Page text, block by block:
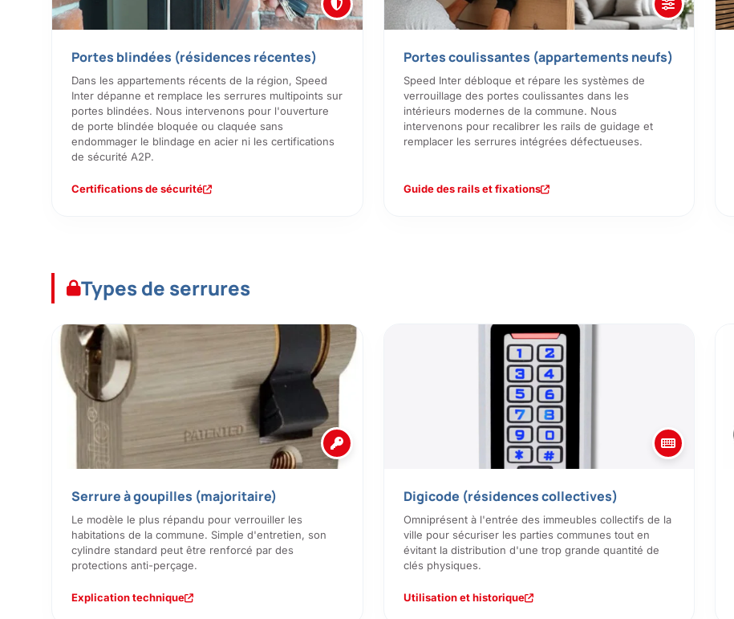
Portes blindées (résidences récentes)
Dans les appartements récents de la région, Speed
Inter dépanne et remplace les serrures multipoints sur
portes blindées. Nous intervenons pour l'ouverture
de porte blindée bloquée ou claquée sans
endommager le blindage en acier ni les certifications
de sécurité A2P.
Certifications de sécurité
Portes coulissantes (appartements neufs)
Speed Inter débloque et répare les systèmes de
verrouillage des portes coulissantes dans les
intérieurs modernes de la commune. Nous
intervenons pour recalibrer les rails de guidage et
remplacer les serrures intégrées défectueuses.
Guide des rails et fixations
Types de serrures
Serrure à goupilles (majoritaire)
Le modèle le plus répandu pour verrouiller les
habitations de la commune. Simple d'entretien, son
cylindre standard peut être renforcé par des
protections anti-perçage.
Explication technique
Digicode (résidences collectives)
Omniprésent à l'entrée des immeubles collectifs de la
ville pour sécuriser les parties communes tout en
évitant la distribution d'une trop grande quantité de
clés physiques.
Utilisation et historique